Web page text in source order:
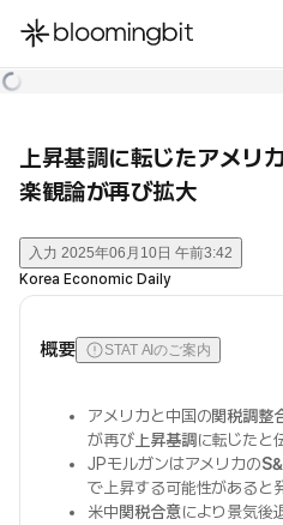
한국어
上昇基調に転じたアメリ
楽観論が再び拡大
入力 2025年06月10日 午前3:42
Korea Economic Daily
概要 STAT AIのご案内
アメリカと中国の関税調整
が再び上昇基調に転じたと
JPモルガンはアメリカの
で上昇する可能性があると
米中関税合意により景気後